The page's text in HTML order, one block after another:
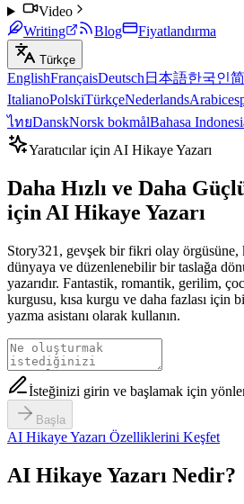
Video
Writing
Blog Fiyatlandırma
Türkçe
EnglishFrançaisDeutsch 日本語한국인
ItalianoPolskiTürkçeNederlandsArabic
ไทยDanskNorsk bokmålBahasa
Yaratıcılar için AI Hikaye Yazarı
Daha Hızlı ve Daha
için AI Hikaye Yazarı
Story321, gevşek bir fikri olay örgüsüne,
dünyaya ve düzenlenebilir bir taslağa
yazarıdır. Fantastik, romantik, gerilim,
kurgusu, kısa kurgu ve daha fazlası için
yazma asistanı olarak kullanın.
İsteğinizi girin ve başlamak için
Başla
AI Hikaye Yazarı Özelliklerini Keşfet
AI Hikaye Yazarı Nedir?